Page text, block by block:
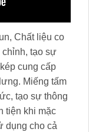
Chất liệu co
chỉnh, tạo sự
cung cấp
Miếng tấm
tạo sự thông
tiện khi mặc
dụng cho cả